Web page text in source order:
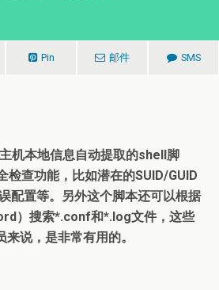
Pin 邮件 SMS
机本地信息自动提取的shell脚
检查功能，比如潜在的SUID/GUID
配置等。另外这个脚本还可以根据
）搜索*.conf和*.log文件，这些
说，是非常有用的。